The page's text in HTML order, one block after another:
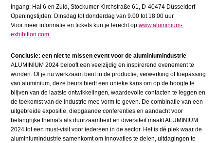
Ingang: Hal 6 en Zuid, Stockumer Kirchstraße 61, D-40474 Düsseldorf
Openingstijden: Dinsdag tot donderdag van 9.00 tot 18.00 uur
Voor meer informatie en tickets kun je terecht opwww.aluminium-
exhibition.com.
Conclusie: een niet te missen event voor de aluminiumindustrie
ALUMINIUM 2024 belooft een veelzijdig en inspirerend evenement te
worden. Of je nu werkzaam bent in de productie, verwerking of toepassing
van aluminium, deze beurs biedt een unieke kans om op de hoogte te
blijven van de laatste ontwikkelingen, waardevolle contacten te leggen en
de toekomst van de industrie mee vorm te geven. De combinatie van een
uitgebreide expositie, diepgaande conferenties en aandacht voor
belangrijke thema's als duurzaamheid en diversiteit maakt ALUMINIUM
2024 tot een must-visit voor iedereen in de sector. Het is dé plek waar de
aluminiumindustrie samenkomt om innovaties te delen, uitdagingen te